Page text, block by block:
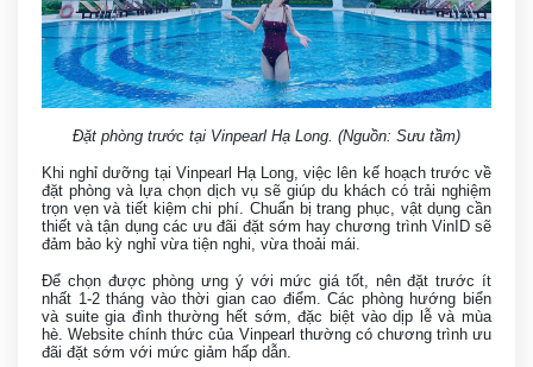
Đặt phòng trước tại Vinpearl Hạ Long. (Nguồn: Sưu tầm)
Khi nghỉ dưỡng tại Vinpearl Hạ Long, việc lên kế hoạch trước về
đặt phòng và lựa chọn dịch vụ sẽ giúp du khách có trải nghiệm
trọn vẹn và tiết kiệm chi phí. Chuẩn bị trang phục, vật dụng cần
thiết và tận dụng các ưu đãi đặt sớm hay chương trình VinID sẽ
đảm bảo kỳ nghỉ vừa tiện nghi, vừa thoải mái.
Để chọn được phòng ưng ý với mức giá tốt, nên đặt trước ít
nhất 1-2 tháng vào thời gian cao điểm. Các phòng hướng biển
và suite gia đình thường hết sớm, đặc biệt vào dịp lễ và mùa
hè. Website chính thức của Vinpearl thường có chương trình ưu
đãi đặt sớm với mức giảm hấp dẫn.